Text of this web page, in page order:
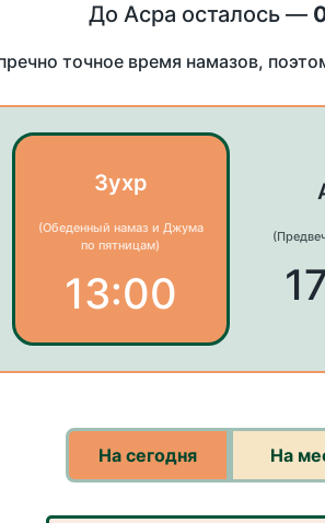
До Асра осталось —
точное время намазов,
Зухр
(Обеденный намаз и Джума
по пятницам)
13:00
На сегодня На